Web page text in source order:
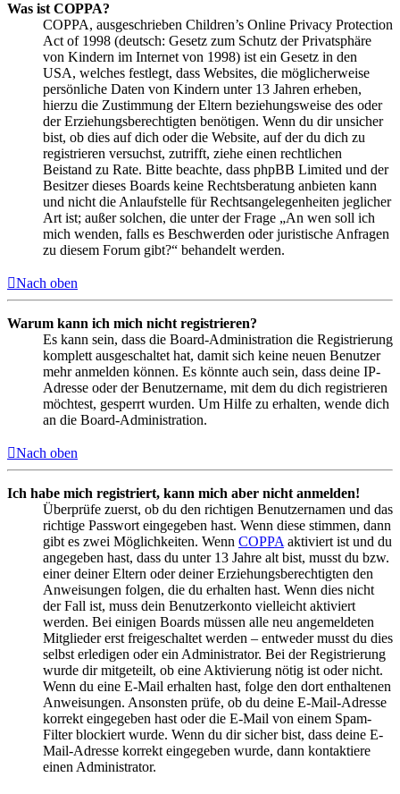
Was ist COPPA?
COPPA, ausgeschrieben Children’s Online Privacy Protection
Act of 1998 (deutsch: Gesetz zum Schutz der Privatsphäre
von Kindern im Internet von 1998) ist ein Gesetz in den
USA, welches festlegt, dass Websites, die möglicherweise
persönliche Daten von Kindern unter 13 Jahren erheben,
hierzu die Zustimmung der Eltern beziehungsweise des oder
der Erziehungsberechtigten benötigen. Wenn du dir unsicher
bist, ob dies auf dich oder die Website, auf der du dich zu
registrieren versuchst, zutrifft, ziehe einen rechtlichen
Beistand zu Rate. Bitte beachte, dass phpBB Limited und der
Besitzer dieses Boards keine Rechtsberatung anbieten kann
und nicht die Anlaufstelle für Rechtsangelegenheiten jeglicher
Art ist; außer solchen, die unter der Frage „An wen soll ich
mich wenden, falls es Beschwerden oder juristische Anfragen
zu diesem Forum gibt?“ behandelt werden.
Nach oben
Warum kann ich mich nicht registrieren?
Es kann sein, dass die Board-Administration die Registrierung
komplett ausgeschaltet hat, damit sich keine neuen Benutzer
mehr anmelden können. Es könnte auch sein, dass deine IP-
Adresse oder der Benutzername, mit dem du dich registrieren
möchtest, gesperrt wurden. Um Hilfe zu erhalten, wende dich
an die Board-Administration.
Nach oben
Ich habe mich registriert, kann mich aber nicht anmelden!
Überprüfe zuerst, ob du den richtigen Benutzernamen und das
richtige Passwort eingegeben hast. Wenn diese stimmen, dann
gibt es zwei Möglichkeiten. Wenn COPPA aktiviert ist und du
angegeben hast, dass du unter 13 Jahre alt bist, musst du bzw.
einer deiner Eltern oder deiner Erziehungsberechtigten den
Anweisungen folgen, die du erhalten hast. Wenn dies nicht
der Fall ist, muss dein Benutzerkonto vielleicht aktiviert
werden. Bei einigen Boards müssen alle neu angemeldeten
Mitglieder erst freigeschaltet werden – entweder musst du dies
selbst erledigen oder ein Administrator. Bei der Registrierung
wurde dir mitgeteilt, ob eine Aktivierung nötig ist oder nicht.
Wenn du eine E-Mail erhalten hast, folge den dort enthaltenen
Anweisungen. Ansonsten prüfe, ob du deine E-Mail-Adresse
korrekt eingegeben hast oder die E-Mail von einem Spam-
Filter blockiert wurde. Wenn du dir sicher bist, dass deine E-
Mail-Adresse korrekt eingegeben wurde, dann kontaktiere
einen Administrator.